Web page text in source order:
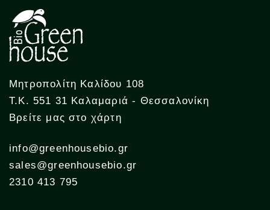
Μητροπολίτη Καλίδου 108
Τ.Κ. 551 31 Καλαμαριά - Θεσσαλονίκη
Βρείτε μας στο χάρτη
info@greenhousebio.gr
sales@greenhousebio.gr
2310 413 795